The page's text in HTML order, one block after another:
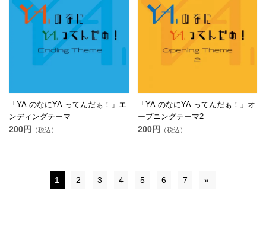
「YA.のなにYA.ってんだぁ！」エ
ンディングテーマ
200円 （税込）
「YA.のなにYA.ってんだぁ！」オ
ープニングテーマ2
200円 （税込）
1 2 3 4 5 6 7 »